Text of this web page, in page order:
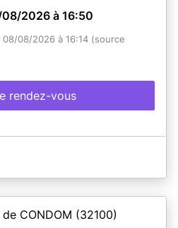
2026 à 16:50
08/2026 à 16:14 (source
rendez-vous
CONDOM (32100)